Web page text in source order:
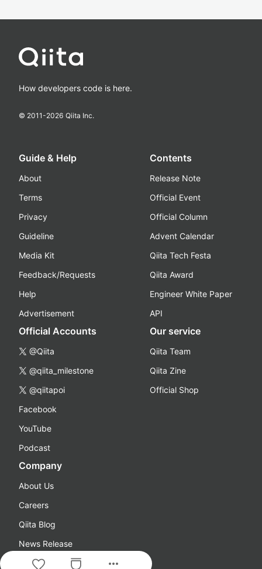
more_horiz
How developers code is here.
© 2011-2026 Qiita Inc.
Guide & Help
About
Terms
Privacy
Guideline
Media Kit
Feedback/Requests
Help
Advertisement
Contents
Release Note
Official Event
Official Column
Advent Calendar
Qiita Tech Festa
Qiita Award
Engineer White Paper
API
Official Accounts
@Qiita
@qiita_milestone
@qiitapoi
Facebook
YouTube
Podcast
Our service
Qiita Team
Qiita Zine
Official Shop
Company
About Us
Careers
Qiita Blog
News Release